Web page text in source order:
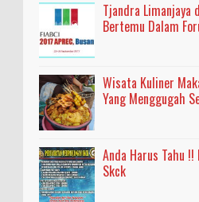
Tjandra Limanjaya
Bertemu Dalam
Wisata Kuliner
Yang Menggugah
Anda Harus Tahu
Skck